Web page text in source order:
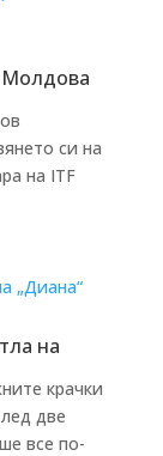
си на
на ITF
на
крачки
две
все по-